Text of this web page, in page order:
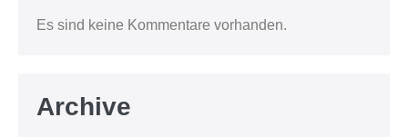
Es sind keine Kommentare vorhanden.
Archive